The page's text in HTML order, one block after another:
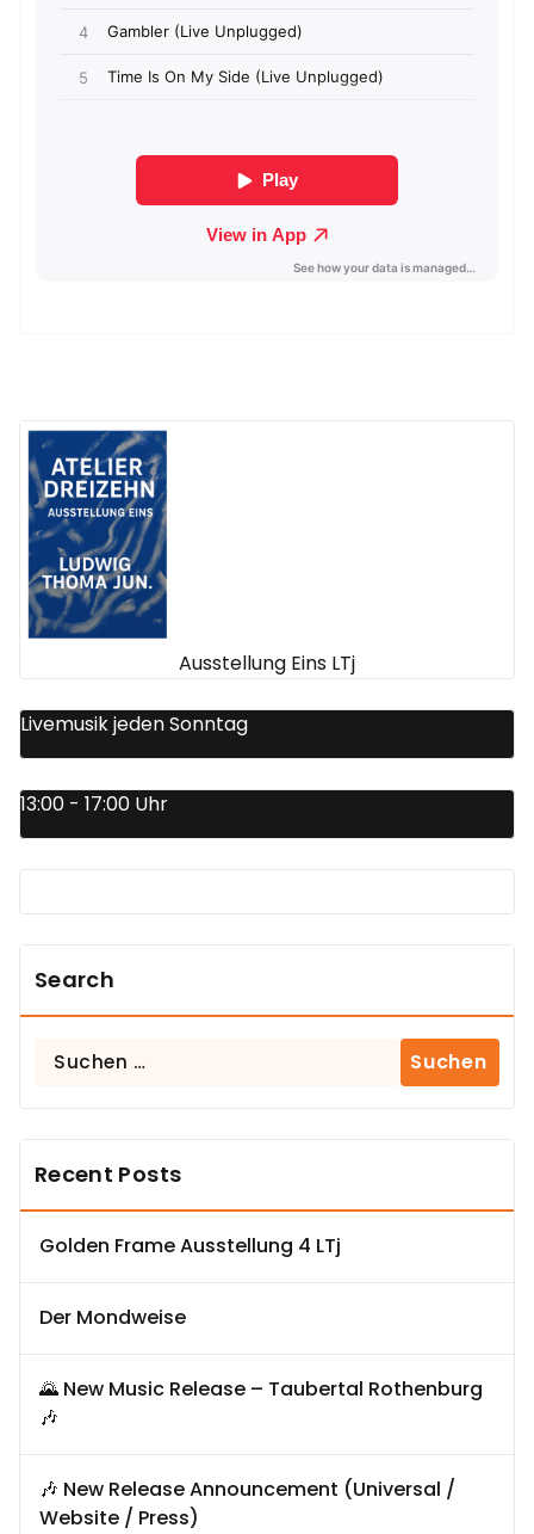
Ausstellung Eins LTj
Livemusik jeden Sonntag
13:00 - 17:00 Uhr
Search
Suchen
Recent Posts
Golden Frame Ausstellung 4 LTj
Der Mondweise
🌄 New Music Release – Taubertal Rothenburg
🎶
🎶 New Release Announcement (Universal /
Website / Press)